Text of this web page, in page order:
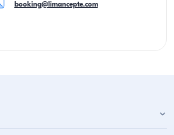
booking@limancepte.com